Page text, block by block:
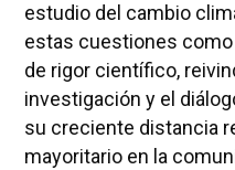
estudio del cambio
estas cuestiones
de rigor científico,
investigación y el
su creciente distancia
mayoritario en la